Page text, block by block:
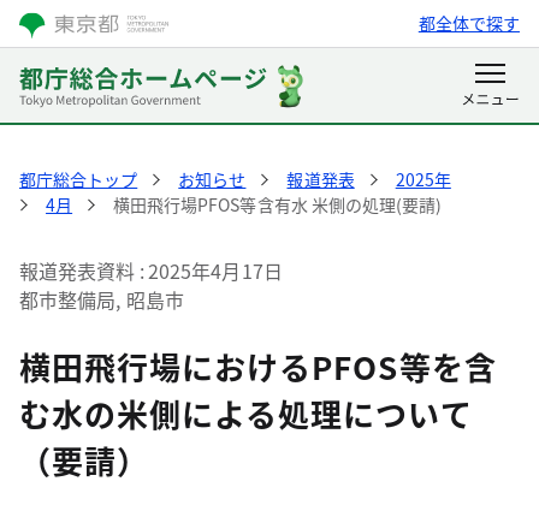
都全体で探す
都庁総合トップ お知らせ 報道発表
2025年
4月
横田飛行場PFOS等含有水 米側の処理(要請)
報道発表資料 2025年4月17日
都市整備局, 昭島市
横田飛行場におけるPFOS等を含
む水の米側による処理について
（要請）